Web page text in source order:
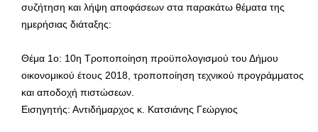
συζήτηση και λήψη αποφάσεων στα παρακάτω θέματα της
ημερήσιας διάταξης:
Θέμα 1ο: 10η Τροποποίηση προϋπολογισμού του Δήμου
οικονομικού έτους 2018, τροποποίηση τεχνικού προγράμματος
και αποδοχή πιστώσεων.
Εισηγητής: Αντιδήμαρχος κ. Κατσιάνης Γεώργιος